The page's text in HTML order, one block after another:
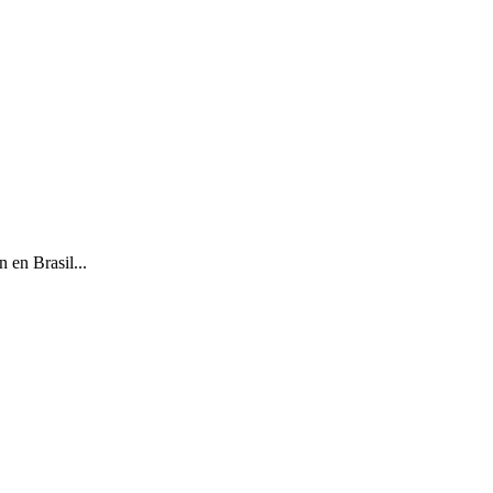
en Brasil...